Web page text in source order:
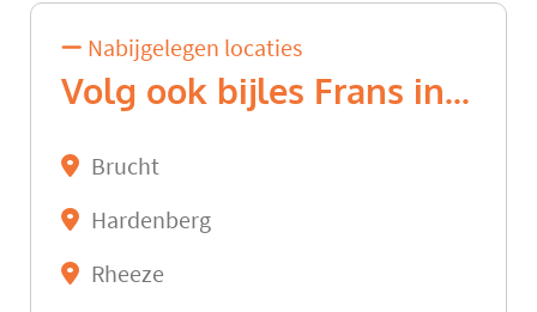
Nabijgelegen locaties
Volg ook bijles Frans in...
Brucht
Hardenberg
Rheeze